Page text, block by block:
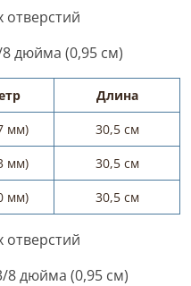
отверстий
дюйма (0,95 см)
Длина
мм)
30,5 см
мм)
30,5 см
мм) 30,5 см
отверстий
8 дюйма (0,95 см)